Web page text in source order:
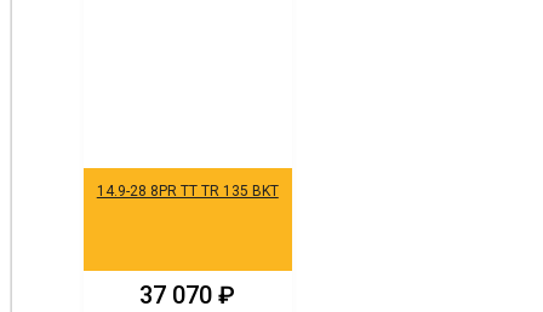
14.9-28 8PR TT TR 135 BKT
37 070₽